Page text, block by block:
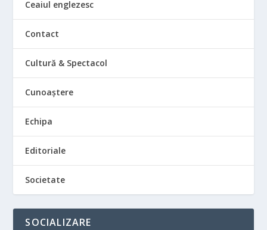
Ceaiul englezesc
Contact
Cultură & Spectacol
Cunoaștere
Echipa
Editoriale
Societate
SOCIALIZARE